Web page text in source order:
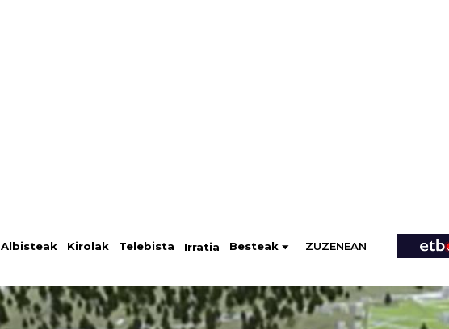
Albisteak Kirolak Telebista Irratia Besteak ZUZENEAN